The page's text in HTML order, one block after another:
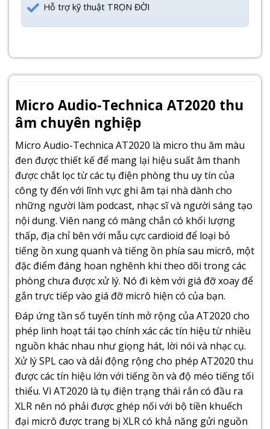
Hỗ trợ kỹ thuật TRỌN ĐỜI
Micro Audio-Technica AT2020 thu
âm chuyên nghiệp
Micro Audio-Technica AT2020 là micro thu âm màu
đen được thiết kế để mang lại hiệu suất âm thanh
được chắt lọc từ các tụ điện phòng thu uy tín của
công ty đến với lĩnh vực ghi âm tại nhà dành cho
những người làm podcast, nhạc sĩ và người sáng tạo
nội dung. Viên nang có màng chắn có khối lượng
thấp, địa chỉ bên với mẫu cực cardioid để loại bỏ
tiếng ồn xung quanh và tiếng ồn phía sau micrô, một
đặc điểm đáng hoan nghênh khi theo dõi trong các
phòng chưa được xử lý. Nó đi kèm với giá đỡ xoay để
gắn trực tiếp vào giá đỡ micrô hiện có của bạn.
Đáp ứng tần số tuyến tính mở rộng của AT2020 cho
phép linh hoạt tái tạo chính xác các tín hiệu từ nhiều
nguồn khác nhau như giọng hát, lời nói và nhạc cụ.
Xử lý SPL cao và dải động rộng cho phép AT2020 thu
được các tín hiệu lớn với tiếng ồn và độ méo tiếng tối
thiểu. Vì AT2020 là tụ điện trạng thái rắn có đầu ra
XLR nên nó phải được ghép nối với bộ tiền khuếch
đại micrô được trang bị XLR có khả năng gửi nguồn